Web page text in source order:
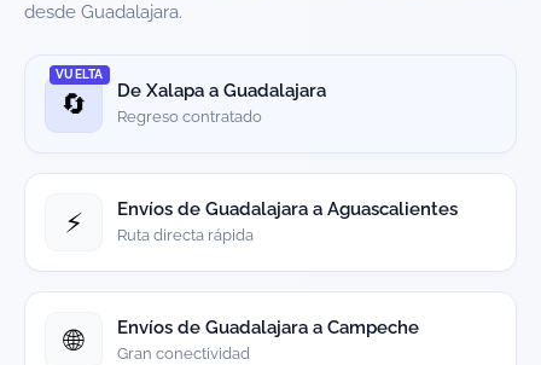
desde Guadalajara.
🔄
VUELTA
De Xalapa a Guadalajara
Regreso contratado
⚡ Envíos de Guadalajara a Aguascalientes
Ruta directa rápida
🌐 Envíos de Guadalajara a Campeche
Gran conectividad